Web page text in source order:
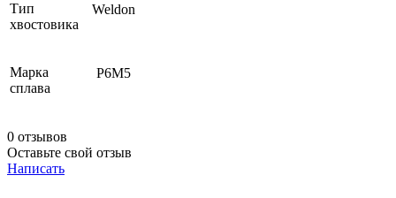
Тип
хвостовика
Weldon
Марка
сплава
Р6М5
0 отзывов
Оставьте свой отзыв
Написать